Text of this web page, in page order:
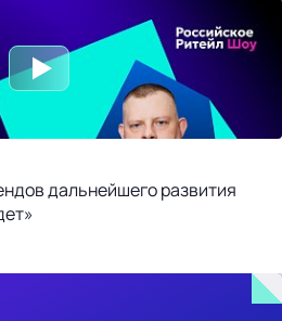
дальнейшего развития